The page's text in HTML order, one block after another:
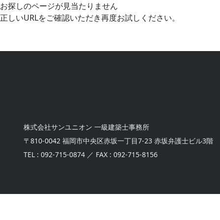
お探しのページが見当たりません
正しいURLをご確認いただき再度お試しください。
株式会社サンユニオン 一級建築士事務所
〒810-0042 福岡市中央区赤坂一丁目7-23 赤坂弁護士ビル3階
TEL : 092-715-0874 ／ FAX : 092-715-8156